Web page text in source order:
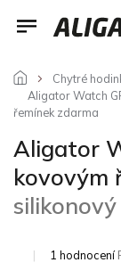
Přejít
Chytré
Aligator Watch
řemínek zdarma
Aligator
kovovým
Průměrné
1 hodnocení